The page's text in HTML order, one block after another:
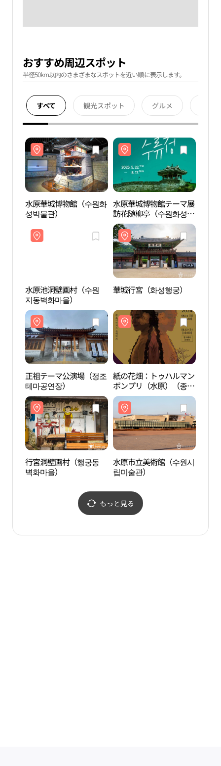
おすすめ周辺スポット
半径50km以内のさまざまなスポットを近い順に表示します。
すべて 観光スポット グルメ
水原華城博物館（수원화
성박물관）
水原華城博物館テーマ展
訪花随柳亭（수원화성박
물관 테마전 방화수류
정）
水原池洞壁画村（수원
지동벽화마을）
華城行宮（화성행궁）
正祖テーマ公演場（정조
테마공연장）
紙の花畑：トゥハルマン
ボンプリ（水原）（종이
꽃밭 : 두할망본풀이 - 수
원）
行宮洞壁画村（행궁동
벽화마을）
水原市立美術館（수원시
립미술관）
もっと見る